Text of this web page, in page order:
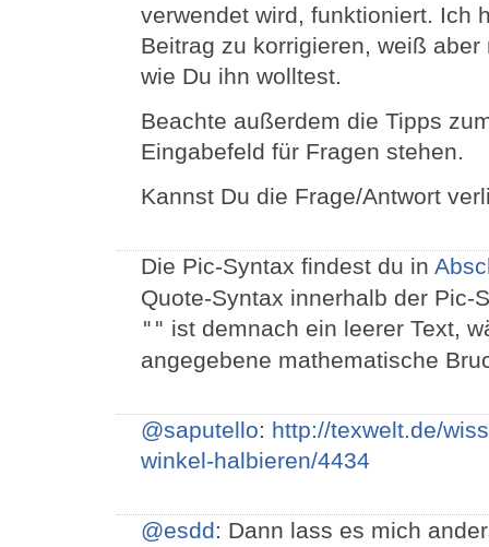
verwendet wird, funktioniert. Ich
Beitrag zu korrigieren, weiß
wie Du ihn wolltest.
Beachte außerdem die Tipps
Eingabefeld für Fragen stehen.
Kannst Du die Frage/Antwort
Die Pic-Syntax findest du in
Quote-Syntax innerhalb der Pic-
"" ist demnach ein leerer Text,
angegebene mathematische
@saputello: http://texwelt.de/
winkel-halbieren/4434
@esdd: Dann lass es mich